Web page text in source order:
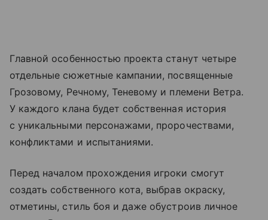
Главной особенностью проекта станут четыре
отдельные сюжетные кампании, посвященные
Грозовому, Речному, Теневому и племени Ветра.
У каждого клана будет собственная история
с уникальными персонажами, пророчествами,
конфликтами и испытаниями.
Перед началом прохождения игроки смогут
создать собственного кота, выбрав окраску,
отметины, стиль боя и даже обустроив личное